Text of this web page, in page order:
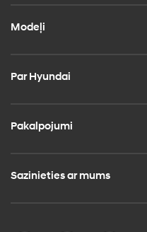
Modeļi
Par Hyundai
Pakalpojumi
Sazinieties ar mums